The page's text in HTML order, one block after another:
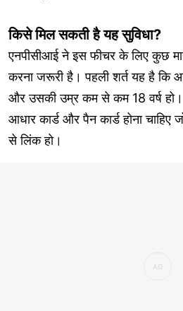
किसे मिल सकती है यह सुविधा?
एनपीसीआई ने इस फीचर के लिए कुछ
करना जरूरी है। पहली शर्त यह है कि
और उसकी उम्र कम से कम 18 वर्ष
आधार कार्ड और पैन कार्ड होना चाहिए
से लिंक हो।